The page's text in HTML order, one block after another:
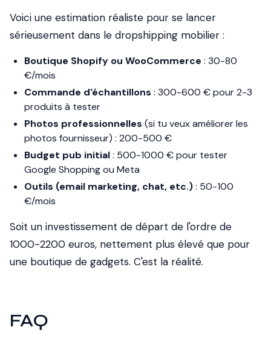
Voici une estimation réaliste pour se lancer
sérieusement dans le dropshipping mobilier :
Boutique Shopify ou WooCommerce : 30-80
€/mois
Commande d'échantillons : 300-600 € pour 2-3
produits à tester
Photos professionnelles (si tu veux améliorer les
photos fournisseur) : 200-500 €
Budget pub initial: 500-1000 € pour tester
Google Shopping ou Meta
Outils (email marketing, chat, etc.): 50-100
€/mois
Soit un investissement de départ de l'ordre de
1000-2200 euros, nettement plus élevé que pour
une boutique de gadgets. C'est la réalité.
FAQ